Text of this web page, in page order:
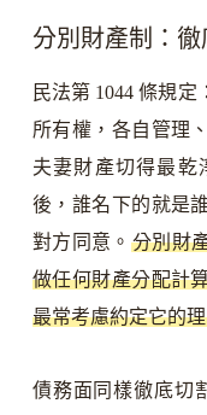
分別財產制：
民法第 1044 條規
所有權，各自管理
夫妻財產切得最
後，誰名下的就是
對方同意。 分別財
做任何財產分配計
最常考慮約定它的
債務面同樣徹底切